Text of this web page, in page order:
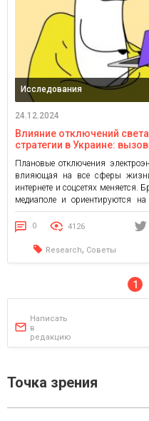
Исследования
24.12.2024
Влияние отключений
стратегии в Украине:
Плановые отключения
влияющая на все сферы
интернете и соцсетях меняется.
медиаполе и ориентируются
адаптировать свои SMM-
условиях такой
отсутствие электричества
0 4126
Research, Советы
1
Написать
в
редакцию
Точка зрения